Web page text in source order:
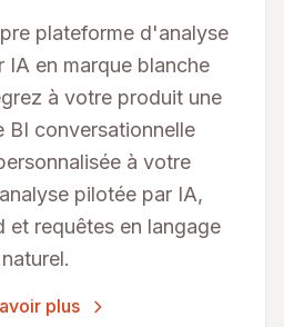
plateforme d'analyse
IA en marque blanche
à votre produit une
BI conversationnelle
à votre
pilotée par IA,
et requêtes en langage
naturel.
plus